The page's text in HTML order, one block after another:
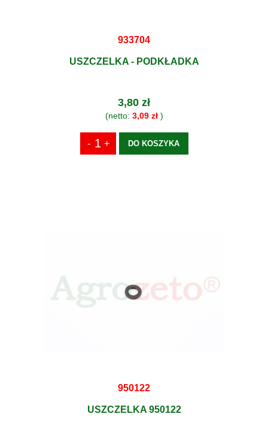
933704
USZCZELKA - PODKŁADKA
3,80 zł
(netto: 3,09 zł)
DO KOSZYKA
950122
USZCZELKA 950122